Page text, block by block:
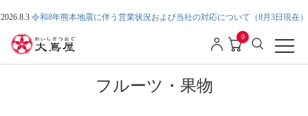
2026.8.3 令和8年熊本地震に伴う営業状況および当社の対応について（8月3日現在）
0
フルーツ・果物